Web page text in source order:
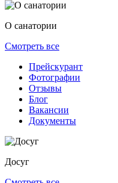
О санатории
Смотреть все
Прейскурант
Фотографии
Отзывы
Блог
Вакансии
Документы
Досуг